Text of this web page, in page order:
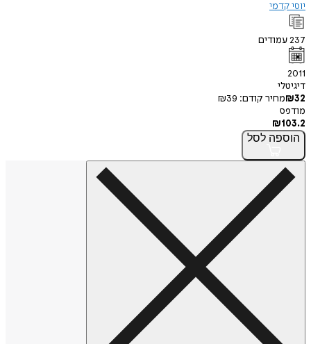
יוסי קדמי
237עמודים
2011
דיגיטלי
₪32 מחיר קודם: ₪39
מודפס
₪103.2
הוספה לסל